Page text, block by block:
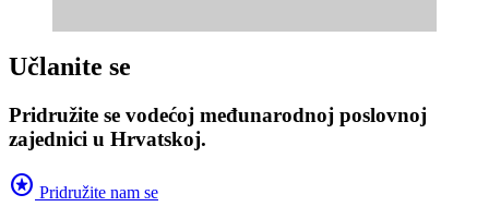
Učlanite se
Pridružite se vodećoj međunarodnoj poslovnoj
zajednici u Hrvatskoj.
stars Pridružite nam se